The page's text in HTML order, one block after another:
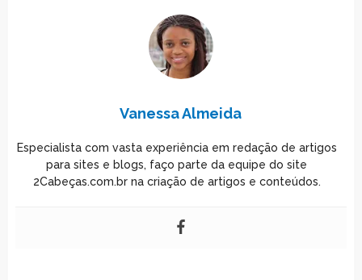
Vanessa Almeida
Especialista com vasta experiência em redação de artigos
para sites e blogs, faço parte da equipe do site
2Cabeças.com.br na criação de artigos e conteúdos.